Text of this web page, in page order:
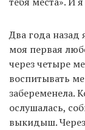
Два года назад
моя первая
через четыре
воспитывать
забеременела.
ослушалась,
выкидыш. Через